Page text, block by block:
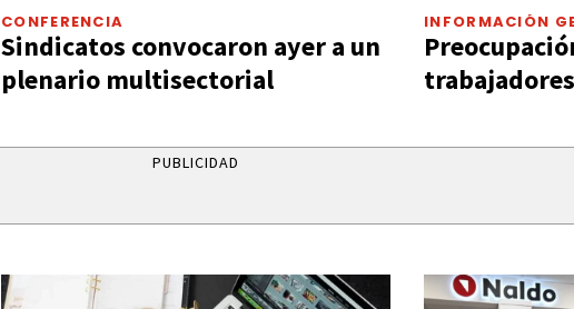
CONFERENCIA
Sindicatos convocaron ayer a un
plenario multisectorial
INFORMACIÓN
PUBLICIDAD